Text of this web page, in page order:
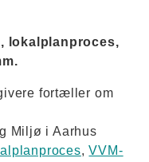
lokalplanproces,
fortæller om
Miljø i Aarhus
,VVM-